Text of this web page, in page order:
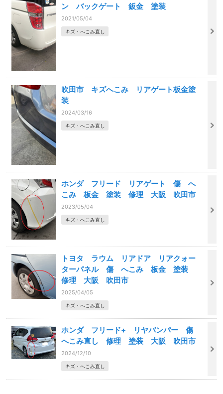
ン バックゲート 鈑金 塗装
2021/05/04
キズ・へこみ直し
吹田市 キズへこみ リアゲート板金塗
装
2024/03/16
キズ・へこみ直し
ホンダ フリード リアゲート 傷 へ
こみ 板金 塗装 修理 大阪 吹田市
2023/05/04
キズ・へこみ直し
トヨタ ラウム リアドア リアクォー
ターパネル 傷 へこみ 板金 塗装
修理 大阪 吹田市
2025/04/05
キズ・へこみ直し
ホンダ フリード+ リヤバンパー 傷
へこみ直し 修理 塗装 大阪 吹田市
2024/12/10
キズ・へこみ直し